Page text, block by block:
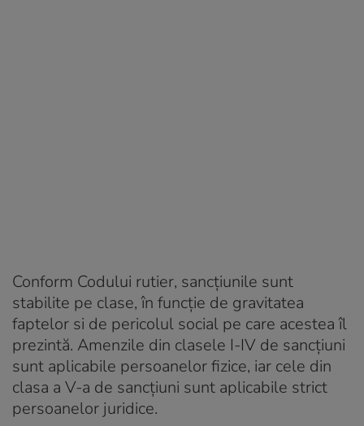
Conform Codului rutier, sancțiunile sunt
stabilite pe clase, în funcție de gravitatea
faptelor si de pericolul social pe care acestea îl
prezintă. Amenzile din clasele I-IV de sancțiuni
sunt aplicabile persoanelor fizice, iar cele din
clasa a V-a de sancțiuni sunt aplicabile strict
persoanelor juridice.